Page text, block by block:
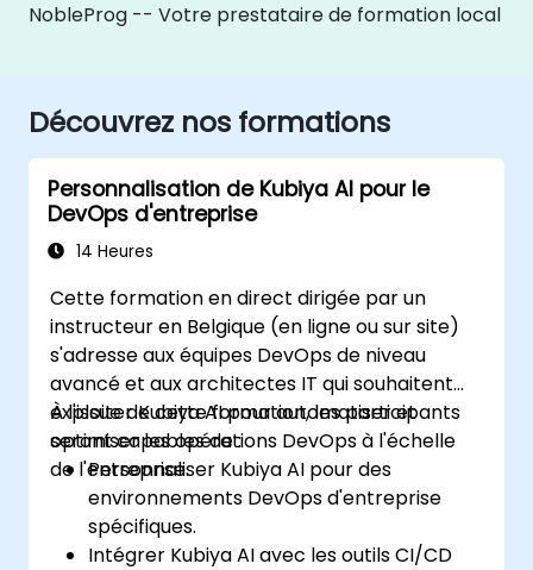
NobleProg -- Votre prestataire de formation local
Découvrez nos formations
Personnalisation de Kubiya AI pour le
DevOps d'entreprise
14 Heures
Cette formation en direct dirigée par un
instructeur en Belgique (en ligne ou sur site)
s'adresse aux équipes DevOps de niveau
avancé et aux architectes IT qui souhaitent
exploiter Kubiya AI pour automatiser et
optimiser les opérations DevOps à l'échelle
de l'entreprise.
À l'issue de cette formation, les participants
seront capables de :
Personnaliser Kubiya AI pour des
environnements DevOps d'entreprise
spécifiques.
Intégrer Kubiya AI avec les outils CI/CD